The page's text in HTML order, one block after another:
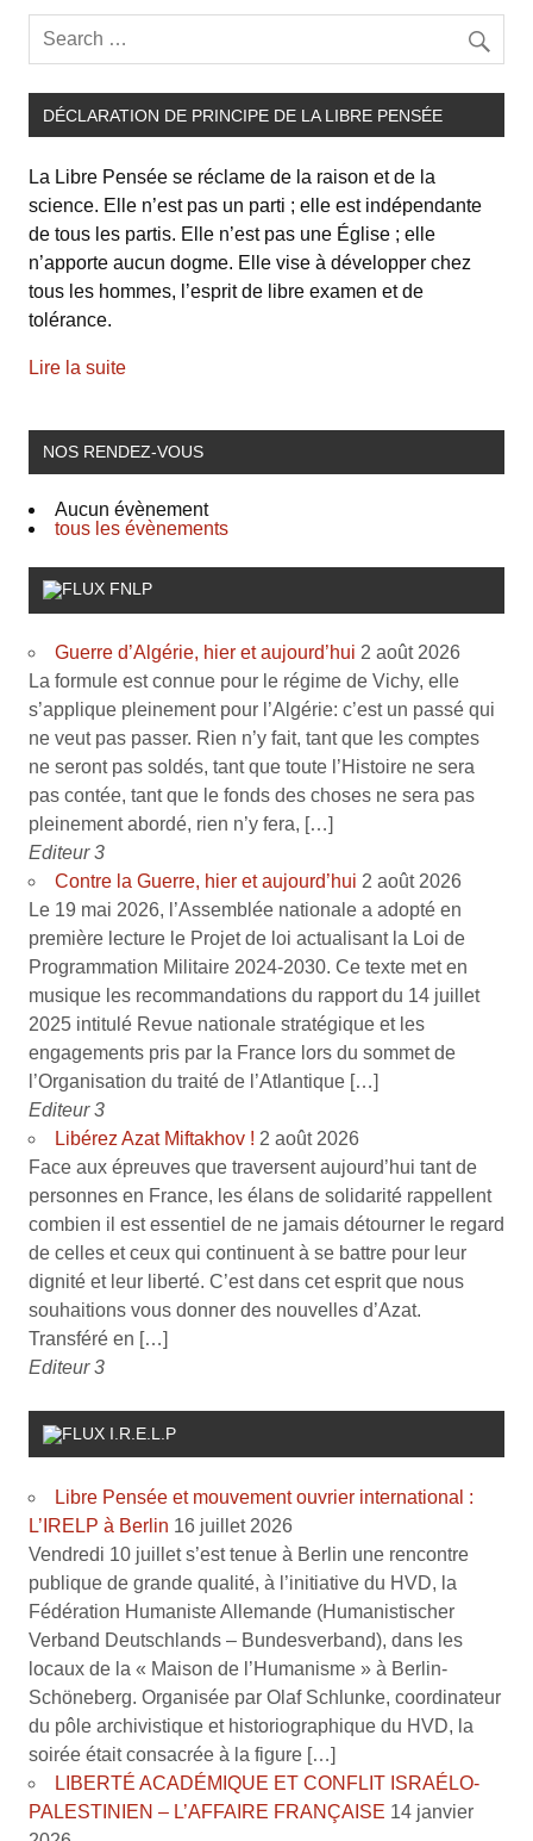
DÉCLARATION DE PRINCIPE DE LA LIBRE PENSÉE
La Libre Pensée se réclame de la raison et de la
science. Elle n’est pas un parti ; elle est indépendante
de tous les partis. Elle n’est pas une Église ; elle
n’apporte aucun dogme. Elle vise à développer chez
tous les hommes, l’esprit de libre examen et de
tolérance.
Lire la suite
NOS RENDEZ-VOUS
Aucun évènement
tous les évènements
FNLP
Guerre d’Algérie, hier et aujourd’hui 2 août 2026
La formule est connue pour le régime de Vichy, elle
s’applique pleinement pour l’Algérie: c’est un passé qui
ne veut pas passer. Rien n’y fait, tant que les comptes
ne seront pas soldés, tant que toute l’Histoire ne sera
pas contée, tant que le fonds des choses ne sera pas
pleinement abordé, rien n’y fera, […]
Editeur 3
Contre la Guerre, hier et aujourd’hui 2 août 2026
Le 19 mai 2026, l’Assemblée nationale a adopté en
première lecture le Projet de loi actualisant la Loi de
Programmation Militaire 2024-2030. Ce texte met en
musique les recommandations du rapport du 14 juillet
2025 intitulé Revue nationale stratégique et les
engagements pris par la France lors du sommet de
l’Organisation du traité de l’Atlantique […]
Editeur 3
Libérez Azat Miftakhov ! 2 août 2026
Face aux épreuves que traversent aujourd’hui tant de
personnes en France, les élans de solidarité rappellent
combien il est essentiel de ne jamais détourner le regard
de celles et ceux qui continuent à se battre pour leur
dignité et leur liberté. C’est dans cet esprit que nous
souhaitions vous donner des nouvelles d’Azat.
Transféré en […]
Editeur 3
I.R.E.L.P
Libre Pensée et mouvement ouvrier international :
L’IRELP à Berlin 16 juillet 2026
Vendredi 10 juillet s’est tenue à Berlin une rencontre
publique de grande qualité, à l’initiative du HVD, la
Fédération Humaniste Allemande (Humanistischer
Verband Deutschlands – Bundesverband), dans les
locaux de la « Maison de l’Humanisme » à Berlin-
Schöneberg. Organisée par Olaf Schlunke, coordinateur
du pôle archivistique et historiographique du HVD, la
soirée était consacrée à la figure […]
LIBERTÉ ACADÉMIQUE ET CONFLIT ISRAÉLO-
PALESTINIEN – L’AFFAIRE FRANÇAISE 14 janvier